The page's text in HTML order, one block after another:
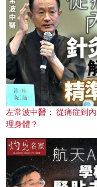
左常波中醫： 從痛症到
理身體？